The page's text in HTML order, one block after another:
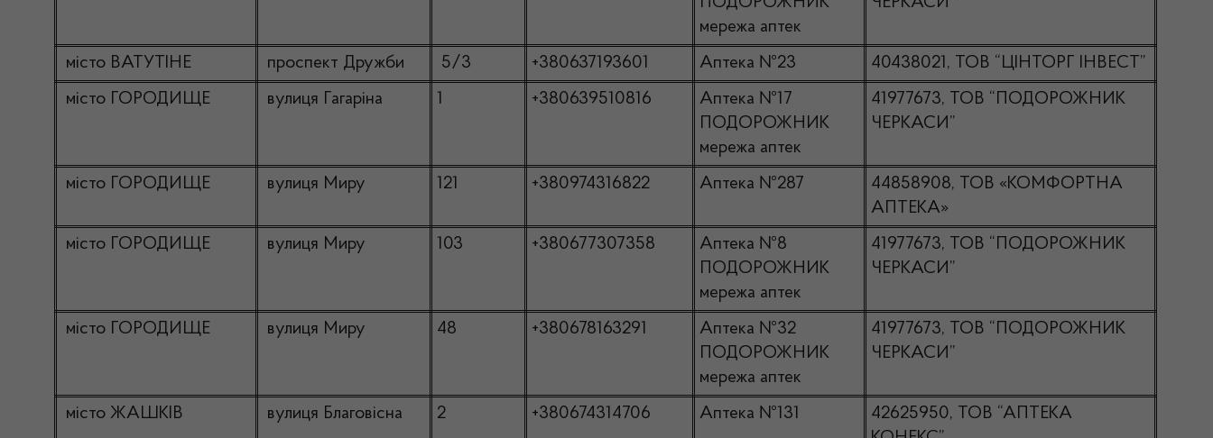
мережа аптек
місто ВАТУТІНЕ проспект Дружби 5/3 +380637193601 Аптека №23
40438021, ТОВ “ЦІНТОРГ ІНВЕСТ”
місто ГОРОДИЩЕ
вулиця Гагаріна 1 +380639510816
Аптека №17
ПОДОРОЖНИК
мережа аптек
41977673, ТОВ “ПОДОРОЖНИК
ЧЕРКАСИ”
місто ГОРОДИЩЕ вулиця Миру 121 +380974316822 Аптека №287
44858908, ТОВ «КОМФОРТНА
АПТЕКА»
місто ГОРОДИЩЕ
вулиця Миру 103 +380677307358
Аптека №8
ПОДОРОЖНИК
мережа аптек
41977673, ТОВ “ПОДОРОЖНИК
ЧЕРКАСИ”
місто ГОРОДИЩЕ вулиця Миру 48 +380678163291
Аптека №32
ПОДОРОЖНИК
мережа аптек
41977673, ТОВ “ПОДОРОЖНИК
ЧЕРКАСИ”
місто ЖАШКІВ вулиця Благовісна 2 +380674314706 Аптека №131
42625950, ТОВ “АПТЕКА